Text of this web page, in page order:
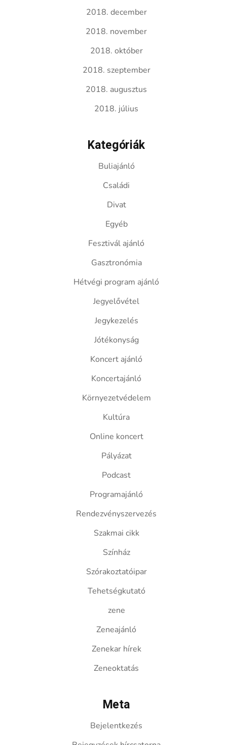
2018. december
2018. november
2018. október
2018. szeptember
2018. augusztus
2018. július
Kategóriák
Buliajánló
Családi
Divat
Egyéb
Fesztivál ajánló
Gasztronómia
Hétvégi program ajánló
Jegyelővétel
Jegykezelés
Jótékonyság
Koncert ajánló
Koncertajánló
Környezetvédelem
Kultúra
Online koncert
Pályázat
Podcast
Programajánló
Rendezvényszervezés
Szakmai cikk
Színház
Szórakoztatóipar
Tehetségkutató
zene
Zeneajánló
Zenekar hírek
Zeneoktatás
Meta
Bejelentkezés